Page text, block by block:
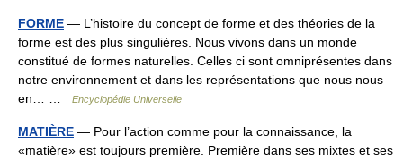
FORME — L’histoire du concept de forme et des théories de la
forme est des plus singulières. Nous vivons dans un monde
constitué de formes naturelles. Celles ci sont omniprésentes dans
notre environnement et dans les représentations que nous nous
en… …
Encyclopédie Universelle
MATIÈRE — Pour l’action comme pour la connaissance, la
«matière» est toujours première. Première dans ses mixtes et ses